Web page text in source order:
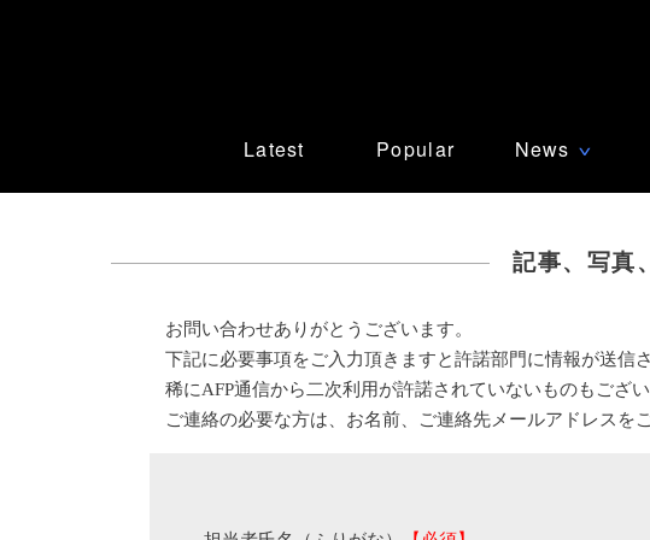
Latest Popular News ∨
記事、写真
お問い合わせありがとうございます。
下記に必要事項をご入力頂きますと許諾部門に情報が送信
稀にAFP通信から二次利用が許諾されていないものもござ
ご連絡の必要な方は、お名前、ご連絡先メールアドレスを